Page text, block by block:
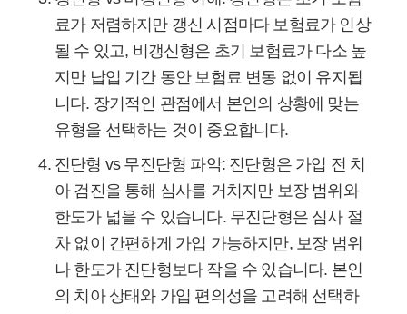
료가 저렴하지만 갱신 시점마다 보험료가 인상
될 수 있고, 비갱신형은 초기 보험료가 다소 높
지만 납입 기간 동안 보험료 변동 없이 유지됩
니다. 장기적인 관점에서 본인의 상황에 맞는
유형을 선택하는 것이 중요합니다.
진단형 vs 무진단형 파악: 진단형은 가입 전 치
아 검진을 통해 심사를 거치지만 보장 범위와
한도가 넓을 수 있습니다. 무진단형은 심사 절
차 없이 간편하게 가입 가능하지만, 보장 범위
나 한도가 진단형보다 작을 수 있습니다. 본인
의 치아 상태와 가입 편의성을 고려해 선택하